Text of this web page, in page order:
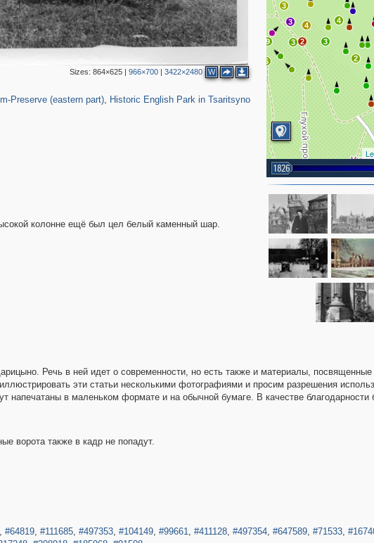
Sizes: 864×625| 966×700| 3422×2480 W
Preserve (eastern part), Historic English Park in Tsaritsyno
14
6
3
9
15
3
3
4
3
4
2
2
1826
колонне ещё был цел белый каменный шар.
Речь в ней идет о современности, но есть также и материалы, посвященные
эти статьи несколькими фотографиями и просим разрешения
напечатаны в маленьком формате и на обычной бумаге. В качестве благодарности
ворота также в кадр не попадут.
#64819, #111685, #497353, #104149, #99661, #411128, #497354, #647589, #71533,